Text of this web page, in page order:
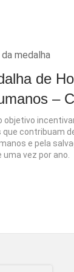
de
–
contribuam
e pela
vez por ano.